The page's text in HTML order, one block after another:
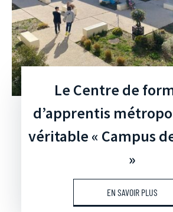
Le Centre de
d’apprentis
véritable « Campus
»
EN SAVOIR PLUS